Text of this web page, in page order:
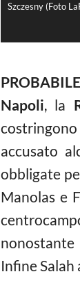
Szczesny (Foto
Napoli, la
costringono
accusato
obbligate
Manolas e
nonostante
Infine